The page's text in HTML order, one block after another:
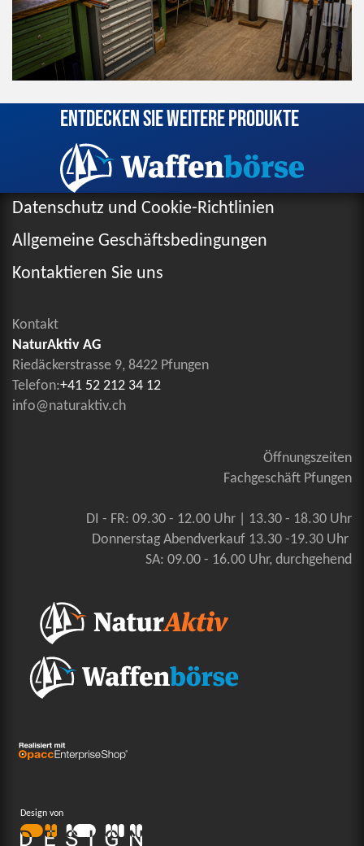
Entdecken Sie weitere Produkte
Datenschutz und Cookie-Richtlinien
Allgemeine Geschäftsbedingungen
Kontaktieren Sie uns
Kontakt
NaturAktiv AG
Riedäckerstrasse 9, 8422 Pfungen
Telefon:+41 52 212 34 12
info@naturaktiv.ch
Öffnungszeiten
Fachgeschäft Pfungen
DI - FR: 09.30 - 12.00 Uhr | 13.30 - 18.30 Uhr
Donnerstag Abendverkauf 13.30 -19.30 Uhr
SA: 09.00 - 16.00 Uhr, durchgehend
Design von